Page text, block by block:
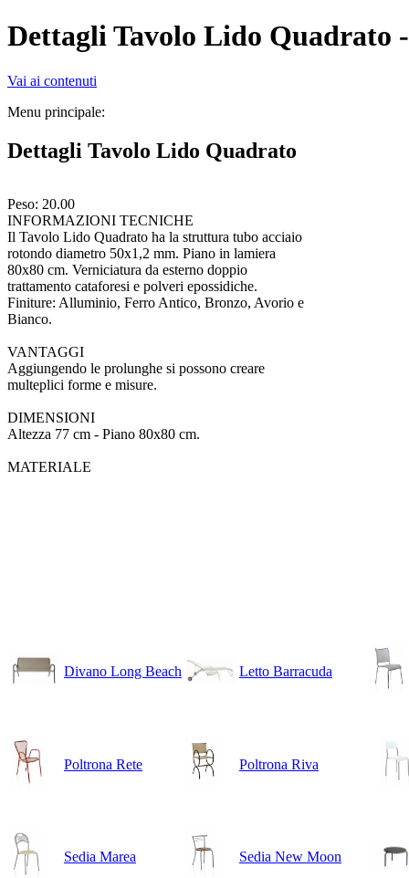
Dettagli Tavolo Lido Quadrato
Vai ai contenuti
Menu principale:
Dettagli Tavolo Lido Quadrato
Peso: 20.00
INFORMAZIONI TECNICHE
Il Tavolo Lido Quadrato ha la struttura tubo acciaio
rotondo diametro 50x1,2 mm. Piano in lamiera
80x80 cm. Verniciatura da esterno doppio
trattamento cataforesi e polveri epossidiche.
Finiture: Alluminio, Ferro Antico, Bronzo, Avorio e
Bianco.
VANTAGGI
Aggiungendo le prolunghe si possono creare
multeplici forme e misure.
DIMENSIONI
Altezza 77 cm - Piano 80x80 cm.
MATERIALE
Divano Long Beach Letto Barracuda
Poltrona Rete Poltrona Riva
Sedia Marea Sedia New Moon